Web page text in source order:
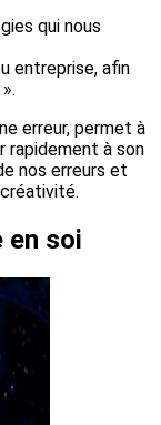
qui nous
entreprise, afin
erreur, permet à
rapidement à son
nos erreurs et
en soi